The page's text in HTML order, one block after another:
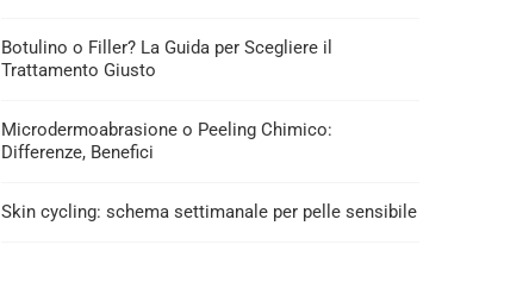
Botulino o Filler? La Guida per Scegliere il
Trattamento Giusto
Microdermoabrasione o Peeling Chimico:
Differenze, Benefici
Skin cycling: schema settimanale per pelle sensibile